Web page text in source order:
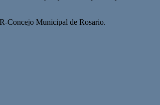
Concejo Municipal de Rosario.